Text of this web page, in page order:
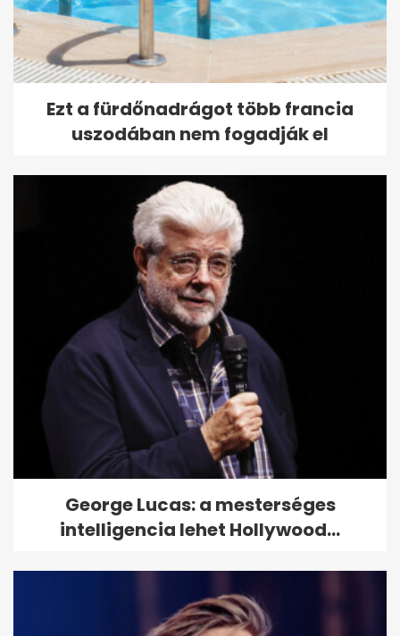
Mikor nem vonják le a bérből a
jegyzéken szereplő adót és...
Ezt a fürdőnadrágot több francia
uszodában nem fogadják el
George Lucas: a mesterséges
intelligencia lehet Hollywood...